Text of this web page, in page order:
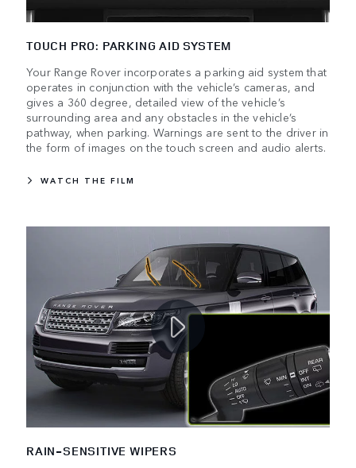
TOUCH PRO: PARKING AID SYSTEM
Your Range Rover incorporates a parking aid system that
operates in conjunction with the vehicle’s cameras, and
gives a 360 degree, detailed view of the vehicle’s
surrounding area and any obstacles in the vehicle’s
pathway, when parking. Warnings are sent to the driver in
the form of images on the touch screen and audio alerts.
WATCH THE FILM
RAIN-SENSITIVE WIPERS